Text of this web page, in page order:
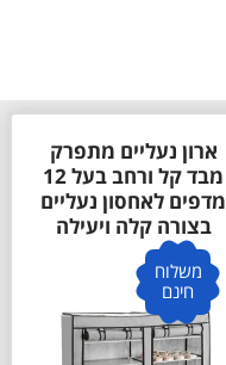
ארון נעליים מתפרק
מבד קל ורחב בעל 12
מדפים לאחסון נעליים
בצורה קלה ויעילה
משלוח
חינם